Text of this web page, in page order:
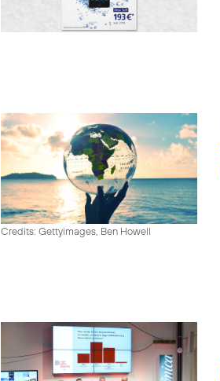
Credits: Gettyimages, Ben Howell